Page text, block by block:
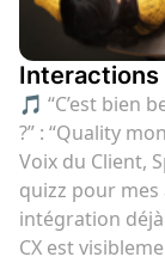
Interactions
🎵 “C’est bien
?” : “Quality
Voix du Client,
quizz pour mes
intégration déjà
CX est